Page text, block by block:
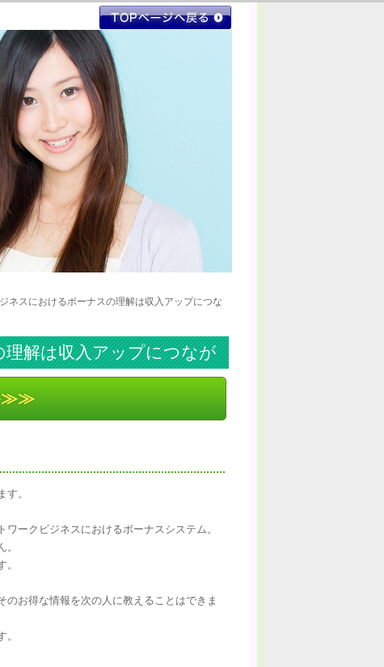
ネスにおけるボーナスの理解は収入アップにつな
解は収入アップにつなが
。
ークビジネスにおけるボーナスシステム。
お得な情報を次の人に教えることはできま